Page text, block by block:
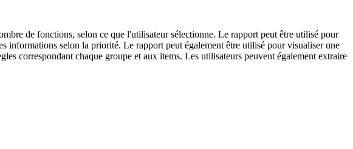
de fonctions, selon ce que l'utilisateur sélectionne. Le rapport peut être utilisé pour
informations selon la priorité. Le rapport peut également être utilisé pour visualiser une
correspondant chaque groupe et aux items. Les utilisateurs peuvent également extraire